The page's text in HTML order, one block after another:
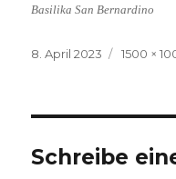
Basilika San Bernardino
Veröffentlicht
8. April 2023
Volle
1500 ×
Schreibe